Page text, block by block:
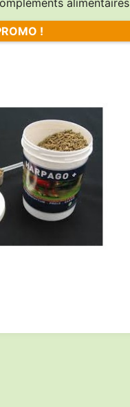
alimentaires
!